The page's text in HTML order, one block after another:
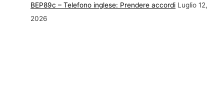
BEP89c – Telefono inglese: Prendere accordi Luglio 12,
2026